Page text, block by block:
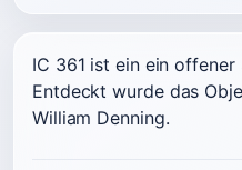
IC 361 ist ein ein offener
Entdeckt wurde das
William Denning.